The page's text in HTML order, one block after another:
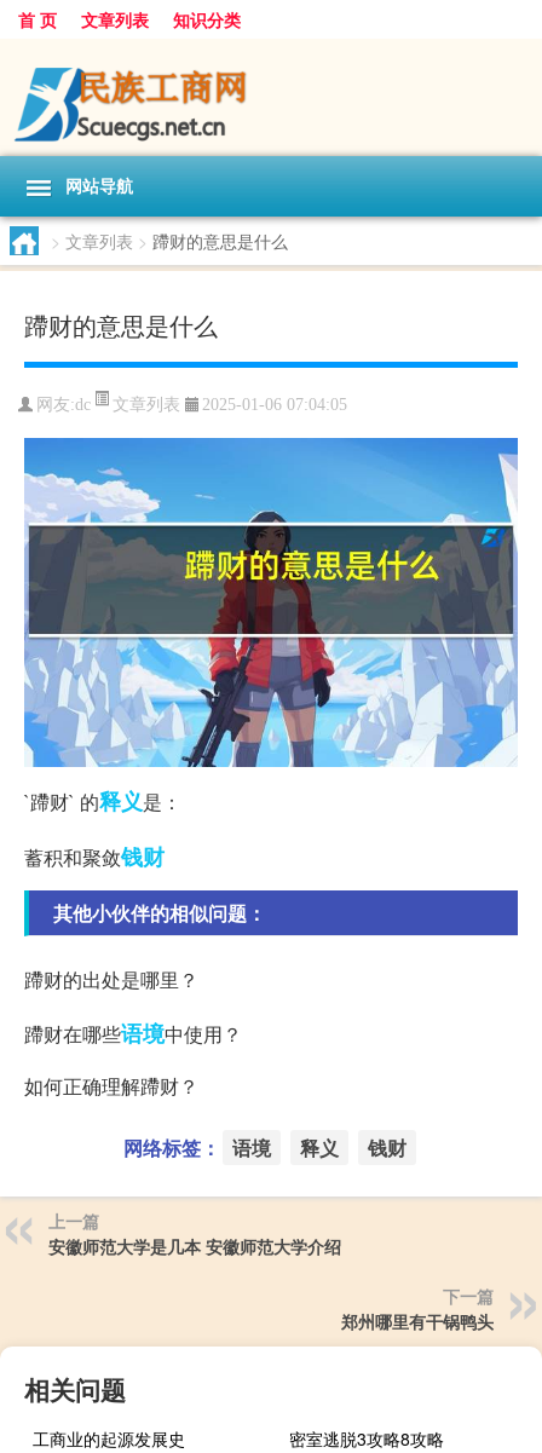
首 页 文章列表 知识分类
网站导航
> 文章列表 > 蹛财的意思是什么
蹛财的意思是什么
网友:dc 文章列表 2025-01-06 07:04:05
`蹛财` 的释义是：
蓄积和聚敛钱财
其他小伙伴的相似问题：
蹛财的出处是哪里？
蹛财在哪些语境中使用？
如何正确理解蹛财？
网络标签： 语境 释义 钱财
上一篇
安徽师范大学是几本 安徽师范大学介绍
下一篇
郑州哪里有干锅鸭头
相关问题
工商业的起源发展史
密室逃脱3攻略8攻略